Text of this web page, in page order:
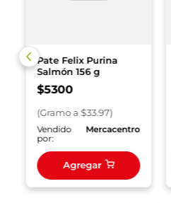
Pate Felix Purina
Salmón 156 g
$5300
(Gramoa $33.97)
Vendido
por:
Mercacentro
Agregar